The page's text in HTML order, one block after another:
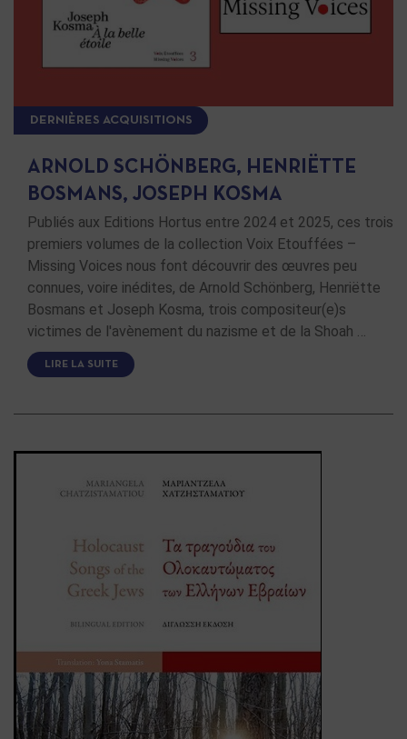
DERNIÈRES ACQUISITIONS
ARNOLD SCHÖNBERG, HENRIËTTE
BOSMANS, JOSEPH KOSMA
Publiés aux Editions Hortus entre 2024 et 2025, ces trois
premiers volumes de la collection Voix Etouffées –
Missing Voices nous font découvrir des œuvres peu
connues, voire inédites, de Arnold Schönberg, Henriëtte
Bosmans et Joseph Kosma, trois compositeur(e)s
victimes de l'avènement du nazisme et de la Shoah …
LIRE LA SUITE